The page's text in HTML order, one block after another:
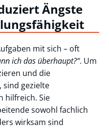
Ängste
mit sich – oft
ich das überhaupt?“. Um
und die
sind gezielte
hilfreich. Sie
sowohl fachlich
wirksam sind